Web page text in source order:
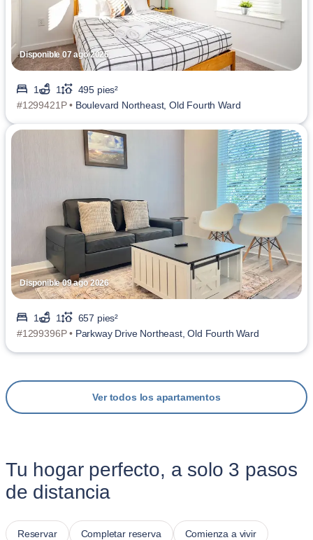
Disponible 07 ago 2026
1 1
495 pies²
#1299421P • Boulevard Northeast, Old Fourth Ward
Disponible 09 ago 2026
1 1
657 pies²
#1299396P • Parkway Drive Northeast, Old Fourth Ward
Ver todos los apartamentos
Tu hogar perfecto, a solo 3 pasos
de distancia
Reservar Completar reserva Comienza a vivir